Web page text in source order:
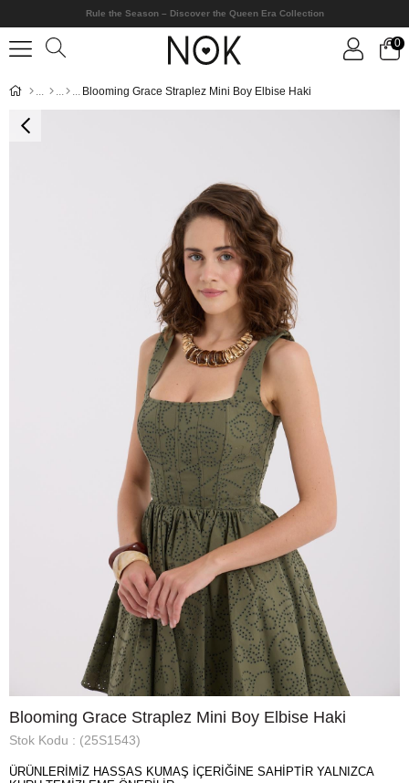
Rule the Season – Discover the Queen Era Collection
0
Blooming Grace Straplez Mini Boy Elbise Haki
Blooming Grace Straplez Mini Boy Elbise Haki
Stok Kodu (25S1543)
ÜRÜNLERİMİZ HASSAS KUMAŞ İÇERİĞİNE SAHİPTİR YALNIZCA